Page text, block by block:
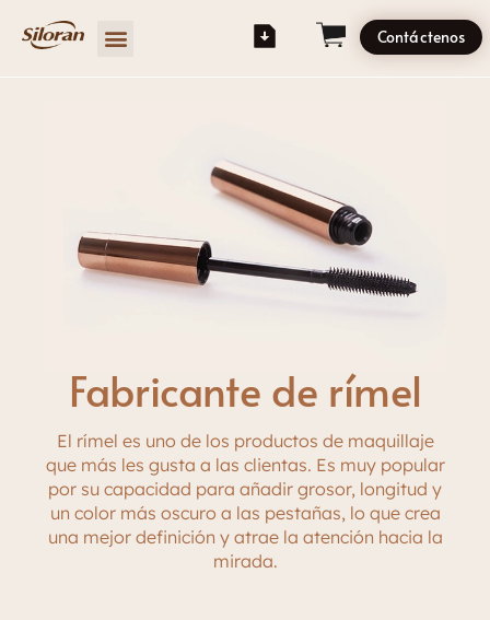
Contáctenos
Fabricante de rímel
El rímel es uno de los productos de maquillaje
que más les gusta a las clientas. Es muy popular
por su capacidad para añadir grosor, longitud y
un color más oscuro a las pestañas, lo que crea
una mejor definición y atrae la atención hacia la
mirada.